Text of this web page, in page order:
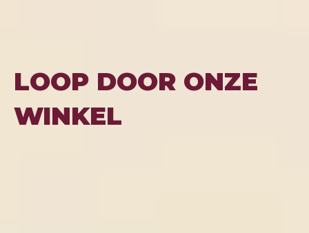
LOOP DOOR ONZE
WINKEL